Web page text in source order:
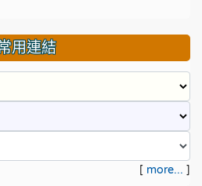
用連結
[ more... ]